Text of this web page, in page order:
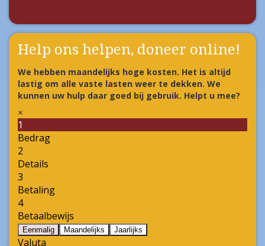
Help ons helpen, doneer online!
We hebben maandelijks hoge kosten. Het is altijd
lastig om alle vaste lasten weer te dekken. We
kunnen uw hulp daar goed bij gebruik. Helpt u mee?